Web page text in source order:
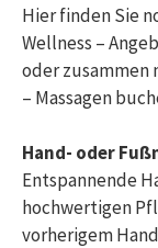
Hier finden Sie
Wellness –
oder zusammen
– Massagen
Hand- oder
Entspannende
hochwertigen
vorherigem